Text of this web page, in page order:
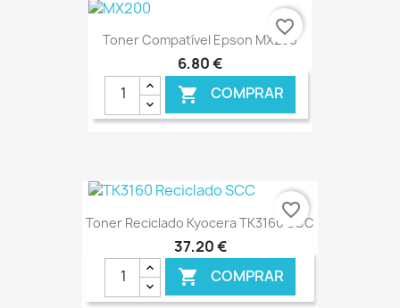
€ ONLINE
Toner Compatível Epson MX200
6,80 €
 COMPRAR
€ ONLINE
favorite_border
Toner Reciclado Kyocera TK3160 SCC
37,20 €
 COMPRAR
favorite_border